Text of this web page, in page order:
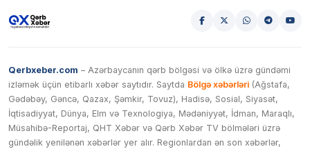
Qerbxeber.com – Azərbaycanın qərb bölgəsi və ölkə üzrə gündəmi
izləmək üçün etibarlı xəbər saytıdır. Saytda Bölgə xəbərləri (Ağstafa,
Gədəbəy, Gəncə, Qazax, Şəmkir, Tovuz), Hadisə, Sosial, Siyasət,
İqtisadiyyat, Dünya, Elm və Texnologiya, Mədəniyyət, İdman, Maraqlı,
Müsahibə-Reportaj, QHT Xəbər və Qərb Xəbər TV bölmələri üzrə
gündəlik yenilənən xəbərlər yer alır. Regionlardan ən son xəbərlər,